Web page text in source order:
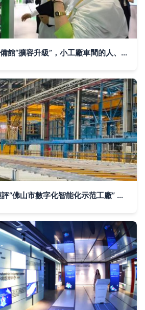
勞動報-進博觀察|裝備館“擴容升級”，小工廠車間的人、場、貨也跟著變了 云計算裝備技術服務
廣東興發精密制造獲評“佛山市數字化智能化示范工廠” 云計算裝備技術賦能有色金屬行業轉型升級